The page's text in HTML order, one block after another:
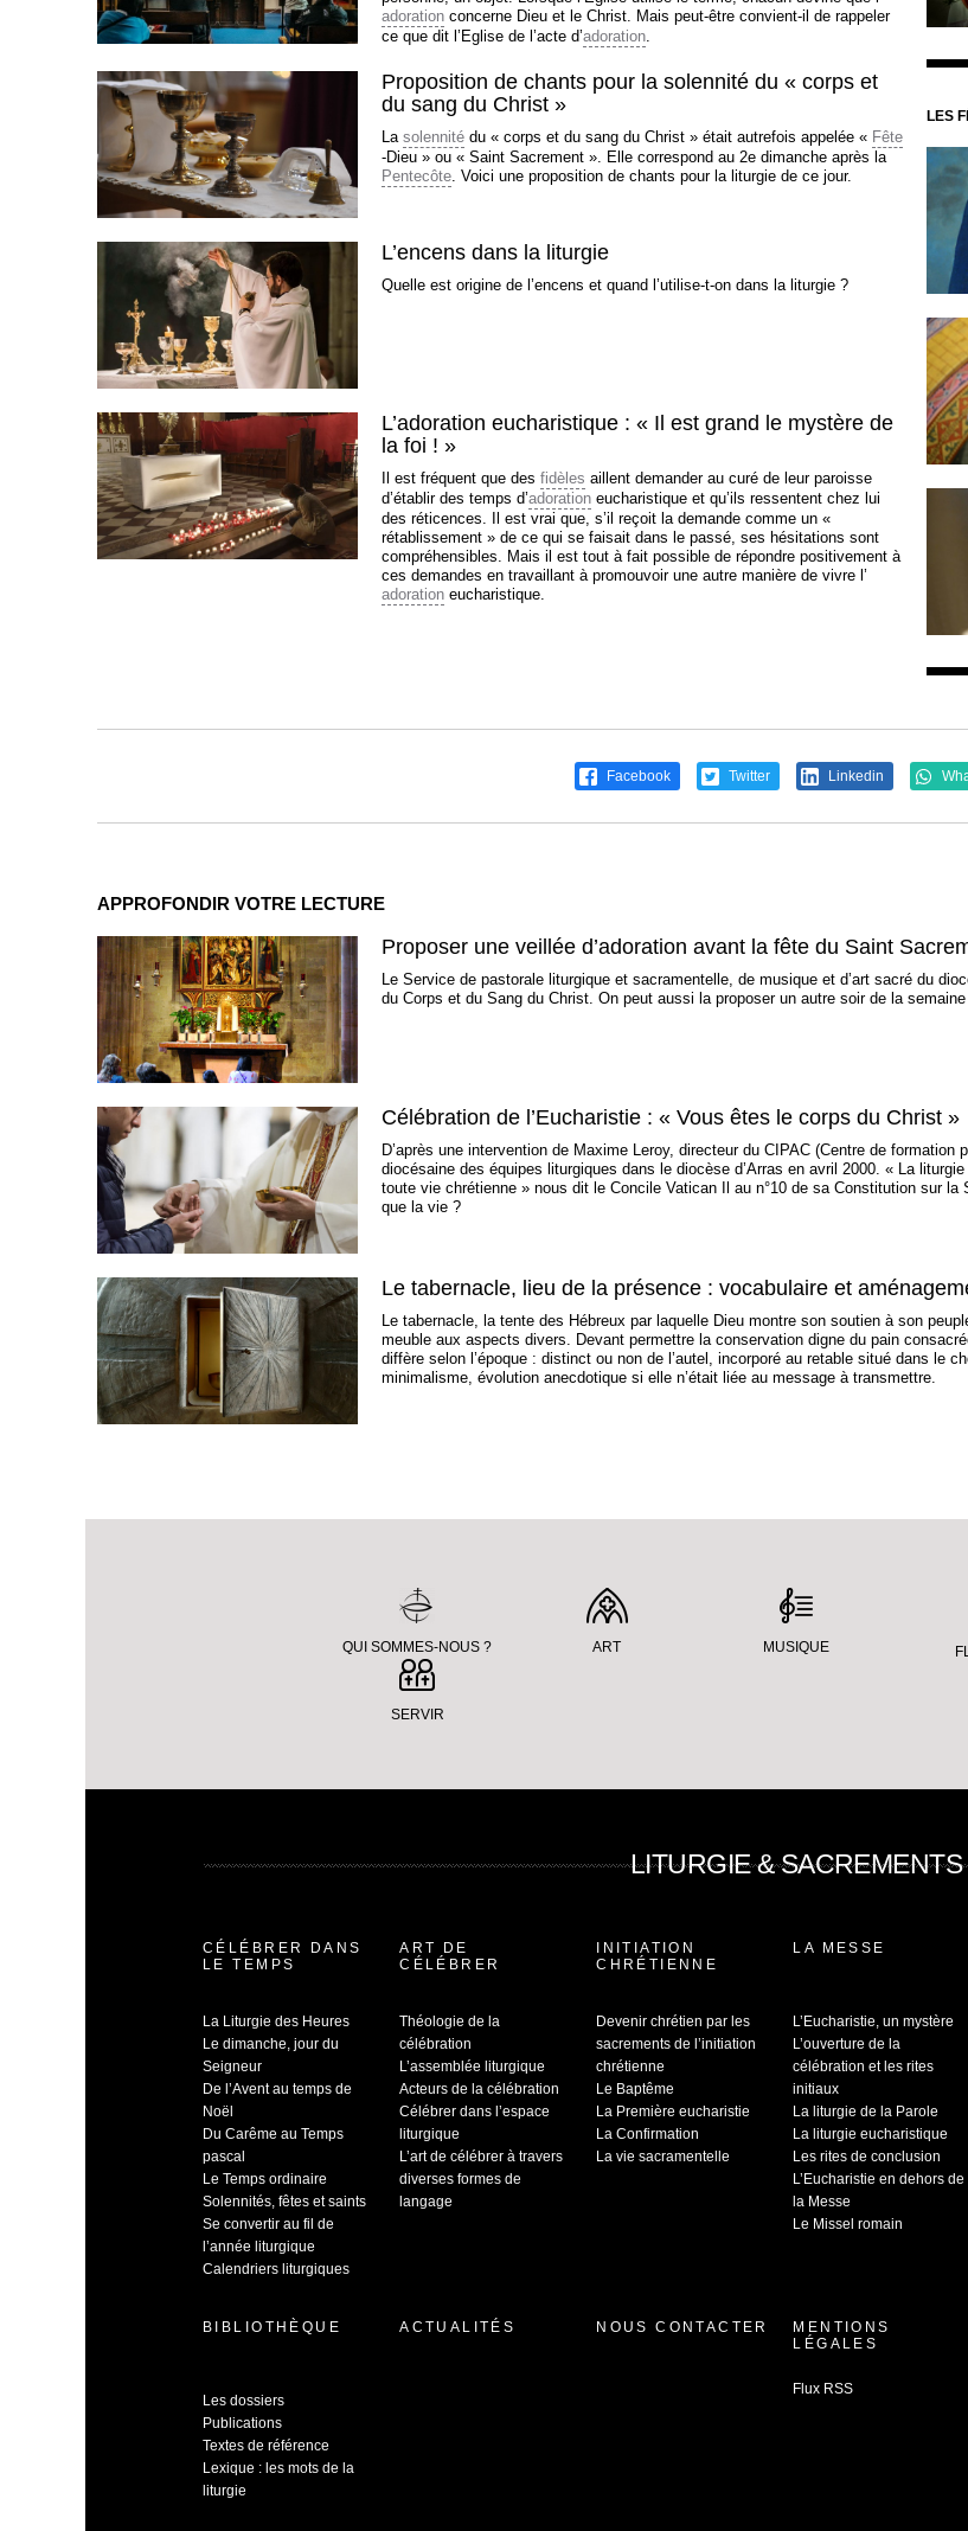
adoration concerne Dieu et le Christ. Mais peut-être convient-il de rappeler
ce que dit l’Eglise de l’acte d’adoration.
Proposition de chants pour la solennité du « corps et
du sang du Christ »
La solennité du « corps et du sang du Christ » était autrefois appelée « Fête
-Dieu » ou « Saint Sacrement ». Elle correspond au 2e dimanche après la
Pentecôte. Voici une proposition de chants pour la liturgie de ce jour.
L’encens dans la liturgie
Quelle est origine de l’encens et quand l’utilise-t-on dans la liturgie ?
L’adoration eucharistique : « Il est grand le mystère de
la foi ! »
Il est fréquent que des fidèles aillent demander au curé de leur paroisse
d’établir des temps d’adoration eucharistique et qu’ils ressentent chez lui
des réticences. Il est vrai que, s’il reçoit la demande comme un «
rétablissement » de ce qui se faisait dans le passé, ses hésitations sont
compréhensibles. Mais il est tout à fait possible de répondre positivement à
ces demandes en travaillant à promouvoir une autre manière de vivre l’
adoration eucharistique.
LES
Facebook Twitter Linkedin
APPROFONDIR VOTRE LECTURE
Proposer une veillée d’adoration avant la fête du Saint
Le Service de pastorale liturgique et sacramentelle, de musique et d’art sacré du
du Corps et du Sang du Christ. On peut aussi la proposer un autre soir de la
Célébration de l’Eucharistie : « Vous êtes le corps du Christ »
D’après une intervention de Maxime Leroy, directeur du CIPAC (Centre de
diocésaine des équipes liturgiques dans le diocèse d’Arras en avril 2000. « La
toute vie chrétienne » nous dit le Concile Vatican Il au n°10 de sa Constitution sur
que la vie ?
Le tabernacle, lieu de la présence : vocabulaire et
Le tabernacle, la tente des Hébreux par laquelle Dieu montre son soutien à son
meuble aux aspects divers. Devant permettre la conservation digne du pain
diffère selon l’époque : distinct ou non de l’autel, incorporé au retable situé dans le
minimalisme, évolution anecdotique si elle n’était liée au message à transmettre.
QUI SOMMES-NOUS ? ART MUSIQUE
SERVIR
LITURGIE & SACREMENTS
CÉLÉBRER DANS
LE TEMPS
La Liturgie des Heures
Le dimanche, jour du
Seigneur
De l’Avent au temps de
Noël
Du Carême au Temps
pascal
Le Temps ordinaire
Solennités, fêtes et saints
Se convertir au fil de
l’année liturgique
Calendriers liturgiques
ART DE
CÉLÉBRER
Théologie de la
célébration
L’assemblée liturgique
Acteurs de la célébration
Célébrer dans l’espace
liturgique
L’art de célébrer à travers
diverses formes de
langage
INITIATION
CHRÉTIENNE
Devenir chrétien par les
sacrements de l’initiation
chrétienne
Le Baptême
La Première eucharistie
La Confirmation
La vie sacramentelle
LA MESSE
L’Eucharistie, un mystère
L’ouverture de la
célébration et les rites
initiaux
La liturgie de la Parole
La liturgie eucharistique
Les rites de conclusion
L’Eucharistie en dehors de
la Messe
Le Missel romain
BIBLIOTHÈQUE
Les dossiers
Publications
Textes de référence
Lexique : les mots de la
liturgie
ACTUALITÉS NOUS CONTACTER
MENTIONS
LÉGALES
Flux RSS